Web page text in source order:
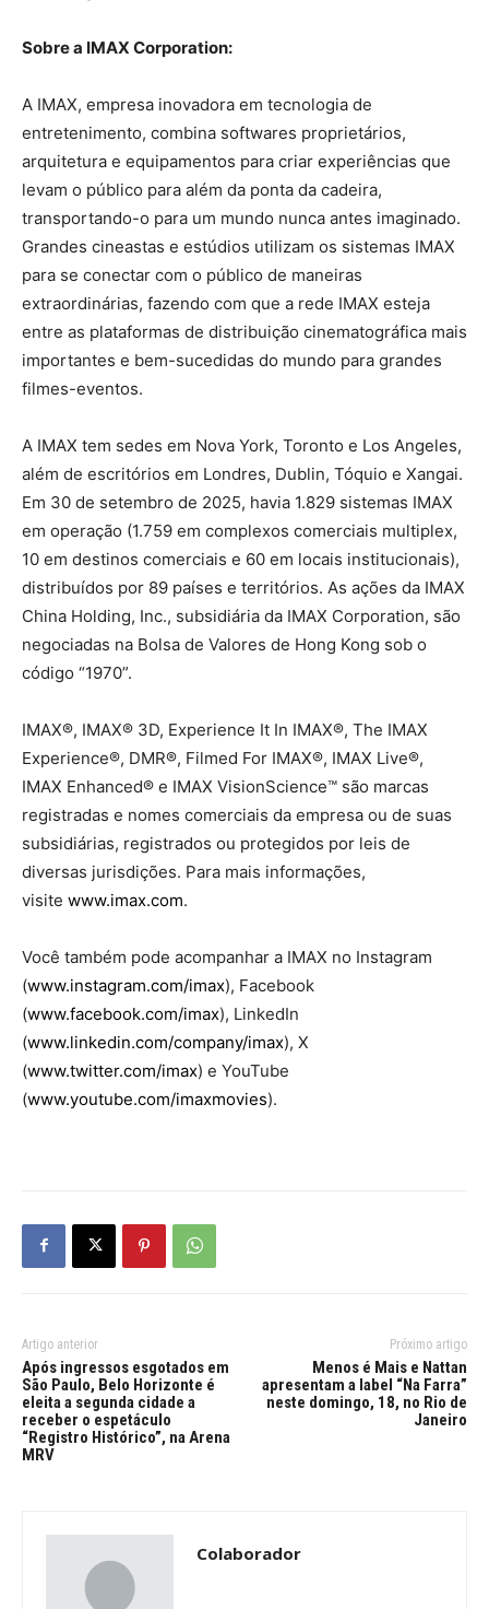
Sobre a IMAX Corporation:
A IMAX, empresa inovadora em tecnologia de
entretenimento, combina softwares proprietários,
arquitetura e equipamentos para criar experiências que
levam o público para além da ponta da cadeira,
transportando-o para um mundo nunca antes imaginado.
Grandes cineastas e estúdios utilizam os sistemas IMAX
para se conectar com o público de maneiras
extraordinárias, fazendo com que a rede IMAX esteja
entre as plataformas de distribuição cinematográfica mais
importantes e bem-sucedidas do mundo para grandes
filmes-eventos.
A IMAX tem sedes em Nova York, Toronto e Los Angeles,
além de escritórios em Londres, Dublin, Tóquio e Xangai.
Em 30 de setembro de 2025, havia 1.829 sistemas IMAX
em operação (1.759 em complexos comerciais multiplex,
10 em destinos comerciais e 60 em locais institucionais),
distribuídos por 89 países e territórios. As ações da IMAX
China Holding, Inc., subsidiária da IMAX Corporation, são
negociadas na Bolsa de Valores de Hong Kong sob o
código “1970”.
IMAX®, IMAX® 3D, Experience It In IMAX®, The IMAX
Experience®, DMR®, Filmed For IMAX®, IMAX Live®,
IMAX Enhanced® e IMAX VisionScience™ são marcas
registradas e nomes comerciais da empresa ou de suas
subsidiárias, registrados ou protegidos por leis de
diversas jurisdições. Para mais informações,
visite www.imax.com.
Você também pode acompanhar a IMAX no Instagram
(www.instagram.com/imax), Facebook
(www.facebook.com/imax), LinkedIn
(www.linkedin.com/company/imax), X
(www.twitter.com/imax) e YouTube
(www.youtube.com/imaxmovies).
Artigo anterior
Após ingressos esgotados em
São Paulo, Belo Horizonte é
eleita a segunda cidade a
receber o espetáculo
“Registro Histórico”, na Arena
MRV
Próximo artigo
Menos é Mais e Nattan
apresentam a label “Na Farra”
neste domingo, 18, no Rio de
Janeiro
Colaborador